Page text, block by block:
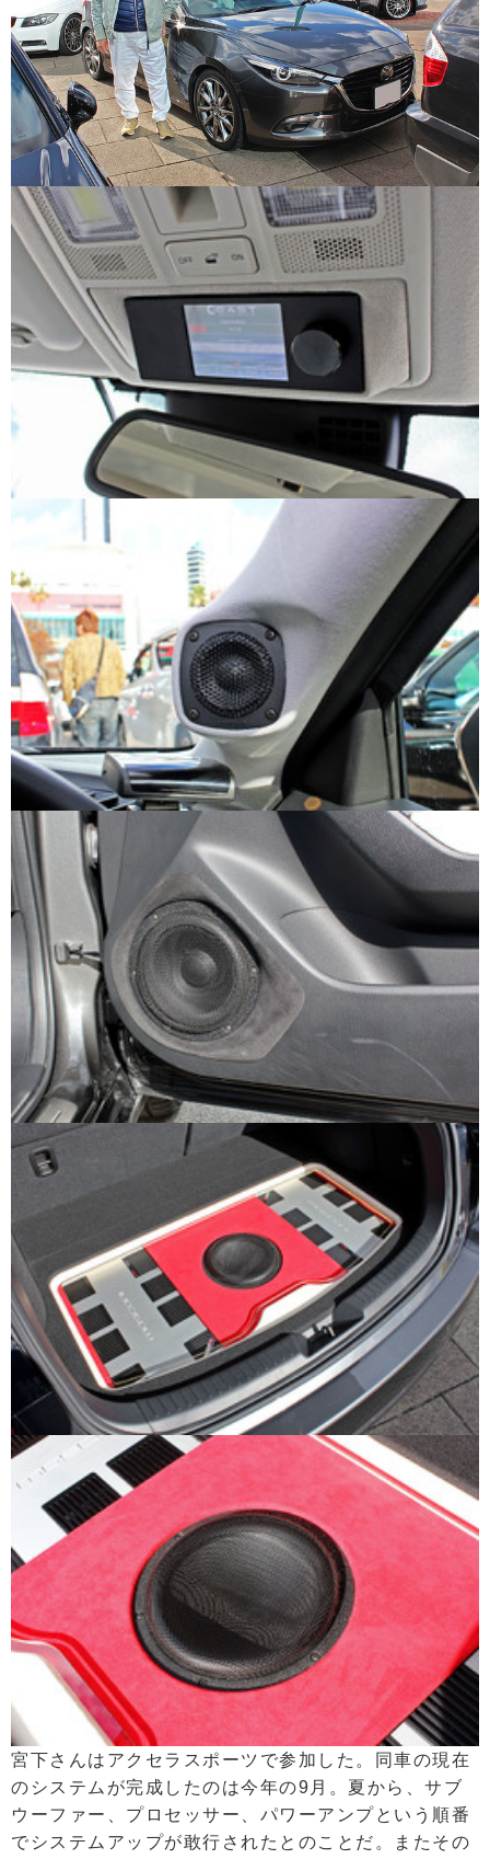
宮下さんはアクセラスポーツで参加した。同車の現在
のシステムが完成したのは今年の9月。夏から、サブ
ウーファー、プロセッサー、パワーアンプという順番
でシステムアップが敢行されたとのことだ。またその